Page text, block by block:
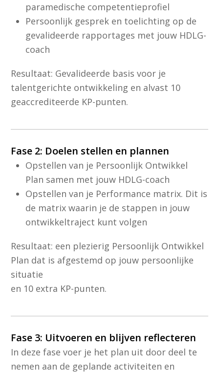
paramedische competentieprofiel
Persoonlijk gesprek en toelichting op de
gevalideerde rapportages met jouw HDLG-
coach
Resultaat: Gevalideerde basis voor je
talentgerichte ontwikkeling en alvast 10
geaccrediteerde KP-punten.
Fase 2: Doelen stellen en plannen
Opstellen van je Persoonlijk Ontwikkel
Plan samen met jouw HDLG-coach
Opstellen van je Performance matrix. Dit is
de matrix waarin je de stappen in jouw
ontwikkeltraject kunt volgen
Resultaat: een plezierig Persoonlijk Ontwikkel
Plan dat is afgestemd op jouw persoonlijke
situatie
en 10 extra KP-punten.
Fase 3: Uitvoeren en blijven reflecteren
In deze fase voer je het plan uit door deel te
nemen aan de geplande activiteiten en